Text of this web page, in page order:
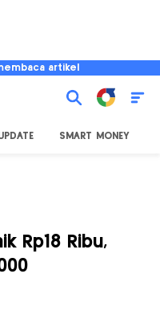
artikel
SMART MONEY
Rp18 Ribu,